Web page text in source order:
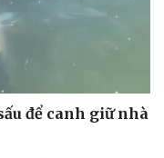
để canh giữ nhà